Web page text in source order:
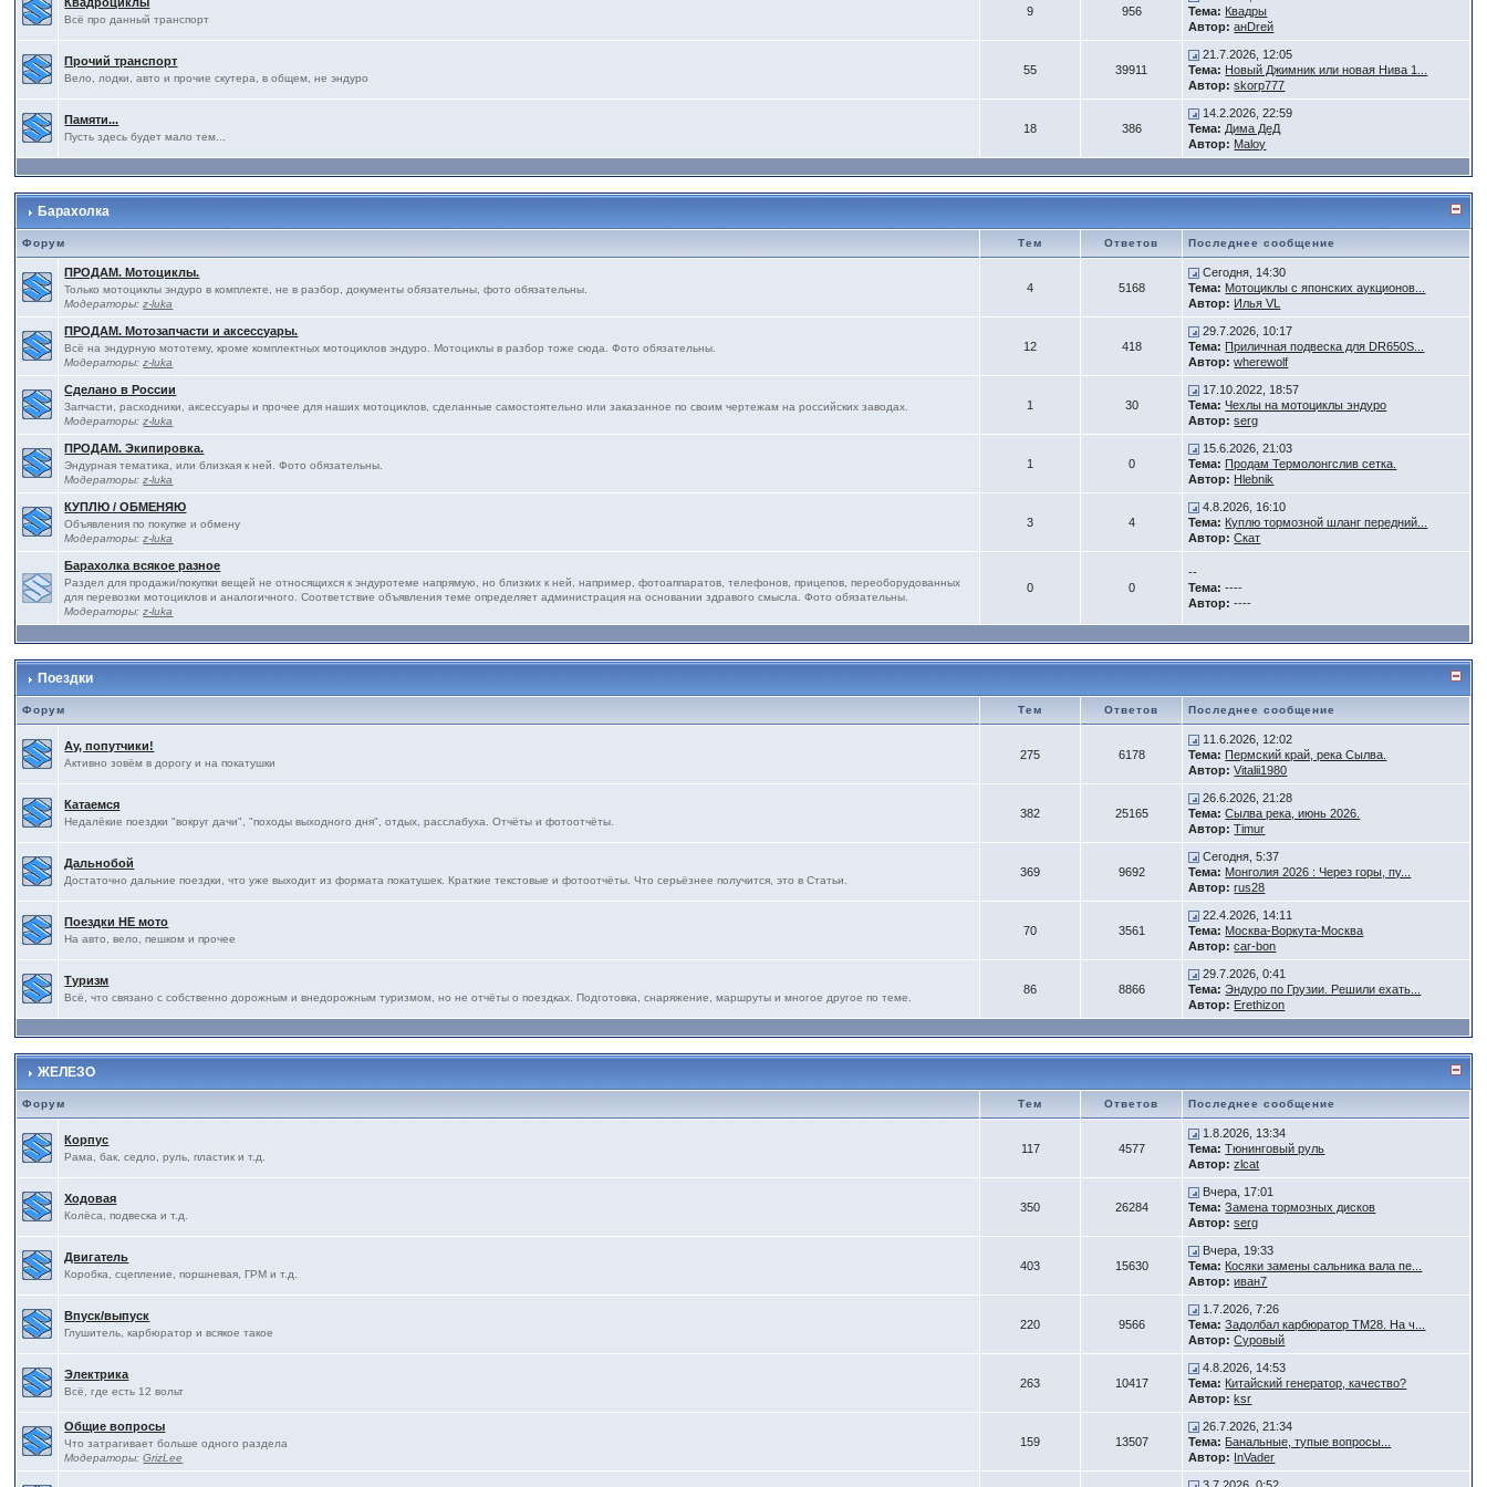
Всё про данный транспорт
9 956
Тема: Квадры
Автор: анDrей
Прочий транспорт
Вело, лодки, авто и прочие скутера, в общем, не эндуро
55 39911
21.7.2026, 12:05
Тема: Новый Джимник или новая Нива 1...
Автор: skorp777
Памяти...
Пусть здесь будет мало тем...
18 386
14.2.2026, 22:59
Тема: Дима ДеД
Автор: Maloy
Барахолка
Форум Тем Ответов Последнее сообщение
ПРОДАМ. Мотоциклы.
Только мотоциклы эндуро в комплекте, не в разбор, документы обязательны, фото обязательны.
Модераторы:z-luka
4 5168
Сегодня, 14:30
Тема: Мотоциклы с японских аукционов...
Автор: Илья VL
ПРОДАМ. Мотозапчасти и аксессуары.
Всё на эндурную мототему, кроме комплектных мотоциклов эндуро. Мотоциклы в разбор тоже сюда. Фото обязательны.
Модераторы:z-luka
12 418
29.7.2026, 10:17
Тема: Приличная подвеска для DR650S...
Автор: wherewolf
Сделано в России
Запчасти, расходники, аксессуары и прочее для наших мотоциклов, сделанные самостоятельно или заказанное по своим чертежам на российских заводах.
Модераторы:z-luka
1 30
17.10.2022, 18:57
Тема: Чехлы на мотоциклы эндуро
Автор: serg
ПРОДАМ. Экипировка.
Эндурная тематика, или близкая к ней. Фото обязательны.
Модераторы:z-luka
1 0
15.6.2026, 21:03
Тема: Продам Термолонгслив сетка.
Автор: Hlebnik
КУПЛЮ / ОБМЕНЯЮ
Объявления по покупке и обмену
Модераторы:z-luka
3 4
4.8.2026, 16:10
Тема: Куплю тормозной шланг передний...
Автор: Скат
Барахолка всякое разное
Раздел для продажи/покупки вещей не относящихся к эндуротеме напрямую, но близких к ней, например, фотоаппаратов, телефонов, прицепов, переоборудованных
для перевозки мотоциклов и аналогичного. Соответствие объявления теме определяет администрация на основании здравого смысла. Фото обязательны.
Модераторы:z-luka
0 0
--
Тема: ----
Автор: ----
Поездки
Форум Тем Ответов Последнее сообщение
Ау, попутчики!
Активно зовём в дорогу и на покатушки
275 6178
11.6.2026, 12:02
Тема: Пермский край, река Сылва.
Автор: Vitalii1980
Катаемся
Недалёкие поездки "вокруг дачи", "походы выходного дня", отдых, расслабуха. Отчёты и фотоотчёты.
382 25165
26.6.2026, 21:28
Тема: Сылва река, июнь 2026.
Автор: Timur
Дальнобой
Достаточно дальние поездки, что уже выходит из формата покатушек. Краткие текстовые и фотоотчёты. Что серьёзнее получится, это в Статьи.
369 9692
Сегодня, 5:37
Тема: Монголия 2026 : Через горы, пу...
Автор: rus28
Поездки НЕ мото
На авто, вело, пешком и прочее
70 3561
22.4.2026, 14:11
Тема: Москва-Воркута-Москва
Автор: car-bon
Туризм
Всё, что связано с собственно дорожным и внедорожным туризмом, но не отчёты о поездках. Подготовка, снаряжение, маршруты и многое другое по теме.
86 8866
29.7.2026, 0:41
Тема: Эндуро по Грузии. Решили ехать...
Автор: Erethizon
ЖЕЛЕЗО
Форум Тем Ответов Последнее сообщение
Корпус
Рама, бак, седло, руль, пластик и т.д.
117 4577
1.8.2026, 13:34
Тема: Тюнинговый руль
Автор: zlcat
Ходовая
Колёса, подвеска и т.д.
350 26284
Вчера, 17:01
Тема: Замена тормозных дисков
Автор: serg
Двигатель
Коробка, сцепление, поршневая, ГРМ и т.д.
403 15630
Вчера, 19:33
Тема: Косяки замены сальника вала пе...
Автор: иван7
Впуск/выпуск
Глушитель, карбюратор и всякое такое
220 9566
1.7.2026, 7:26
Тема: Задолбал карбюратор ТМ28. На ч...
Автор: Суровый
Электрика
Всё, где есть 12 вольт
263 10417
4.8.2026, 14:53
Тема: Китайский генератор, качество?
Автор: ksr
Общие вопросы
Что затрагивает больше одного раздела
Модераторы:GrizLee
159 13507
26.7.2026, 21:34
Тема: Банальные, тупые вопросы...
Автор: InVader